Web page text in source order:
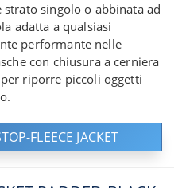
singolo o abbinata ad
adatta a qualsiasi
performante nelle
con chiusura a cerniera
riporre piccoli oggetti
FLEECE JACKET